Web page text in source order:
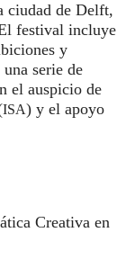
ciudad de Delft,
festival incluye
y
serie de
el auspicio de
ISA) y el apoyo
Creativa en